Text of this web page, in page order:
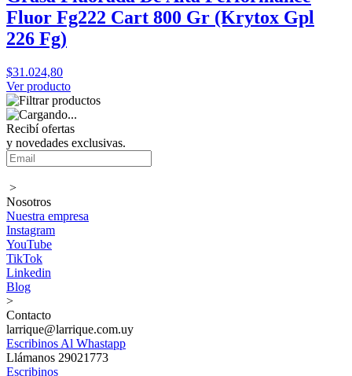
Fluor Fg222 Cart 800 Gr (Krytox Gpl
226 Fg)
$31.024,80
Ver producto
Recibí ofertas
y novedades exclusivas.
>
Nosotros
Nuestra empresa
Instagram
YouTube
TikTok
Linkedin
Blog
>
Contacto
larrique@larrique.com.uy
Escribinos Al Whastapp
Llámanos 29021773
Escribinos